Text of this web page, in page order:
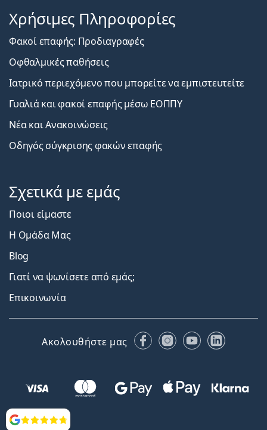
Αξιολογήσεις
Χρήσιμες Πληροφορίες
Φακοί επαφής: Προδιαγραφές
Οφθαλμικές παθήσεις
Ιατρικό περιεχόμενο που μπορείτε να εμπιστευτείτε
Γυαλιά και φακοί επαφής μέσω ΕΟΠΠΥ
Νέα και Ανακοινώσεις
Οδηγός σύγκρισης φακών επαφής
Σχετικά με εμάς
Ποιοι είμαστε
Η Ομάδα Μας
Blog
Γιατί να ψωνίσετε από εμάς;
Επικοινωνία
Ακολουθήστε μας FacebookInstagram
YouTubeLinkedIn